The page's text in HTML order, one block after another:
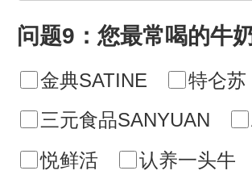
问题9：您最常喝的牛
金典SATINE 特仑苏
三元食品SANYUAN
悦鲜活
认养一头牛